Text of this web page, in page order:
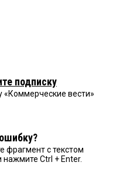
подписку
«Коммерческие вести»
фрагмент с текстом
нажмите Ctrl + Enter.